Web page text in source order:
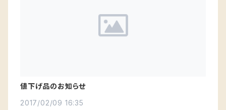
値下げ品のお知らせ
2017/02/09 16:35